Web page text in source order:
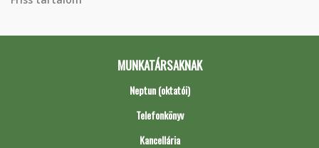
MUNKATÁRSAKNAK
Neptun (oktatói)
Telefonkönyv
Kancellária